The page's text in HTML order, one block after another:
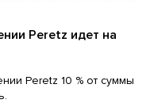
Peretz идет на
Peretz 10 % от суммы